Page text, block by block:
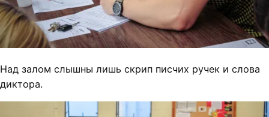
Над залом слышны лишь скрип писчих ручек и слова
диктора.